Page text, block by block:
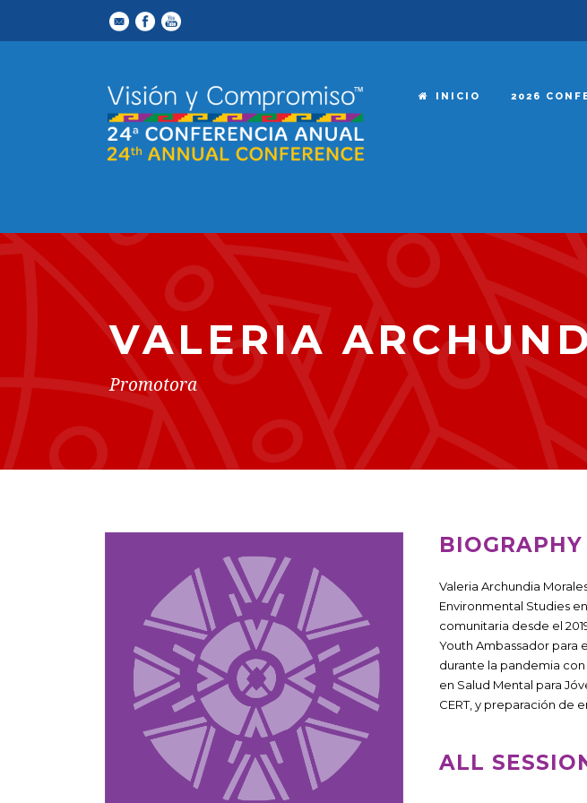
INICIO 2026
VALERIA
Promotora
BIOGRAPHY
Valeria Archundia
Environmental Studies
comunitaria desde el
Youth Ambassador para
durante la pandemia
en Salud Mental para
CERT, y preparación de
ALL